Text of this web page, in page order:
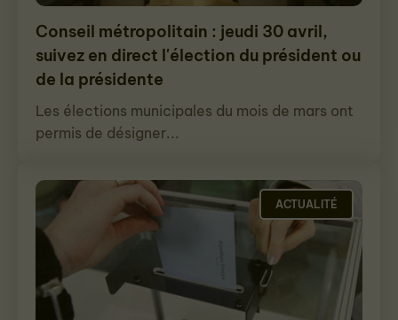
Conseil métropolitain : jeudi 30 avril,
suivez en direct l'élection du président ou
de la présidente
Les élections municipales du mois de mars ont
permis de désigner...
ACTUALITÉ